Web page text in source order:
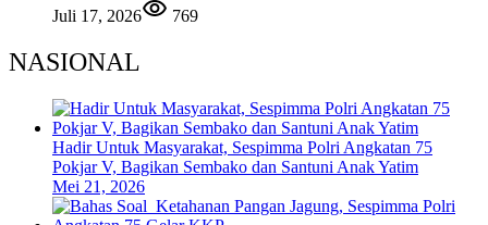
Juli 17, 2026
769
NASIONAL
Hadir Untuk Masyarakat, Sespimma Polri Angkatan 75
Pokjar V, Bagikan Sembako dan Santuni Anak Yatim
Mei 21, 2026